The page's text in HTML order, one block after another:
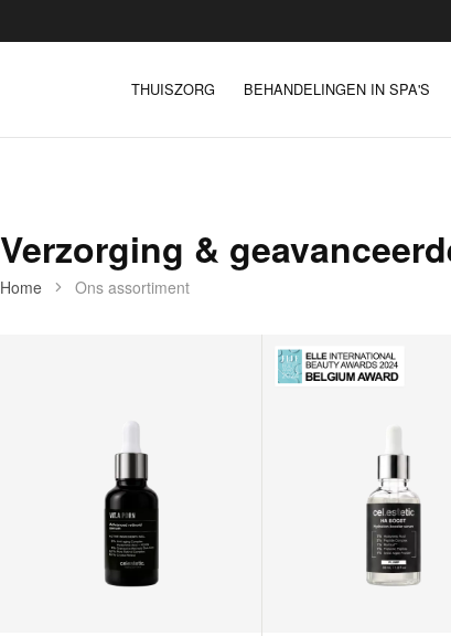
THUISZORG BEHANDELINGEN IN SPA'S
Verzorging &
Home Ons assortiment